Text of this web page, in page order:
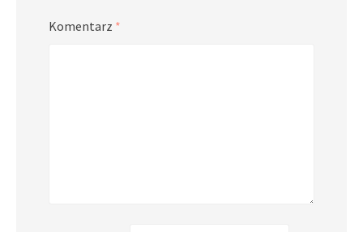
Komentarz *